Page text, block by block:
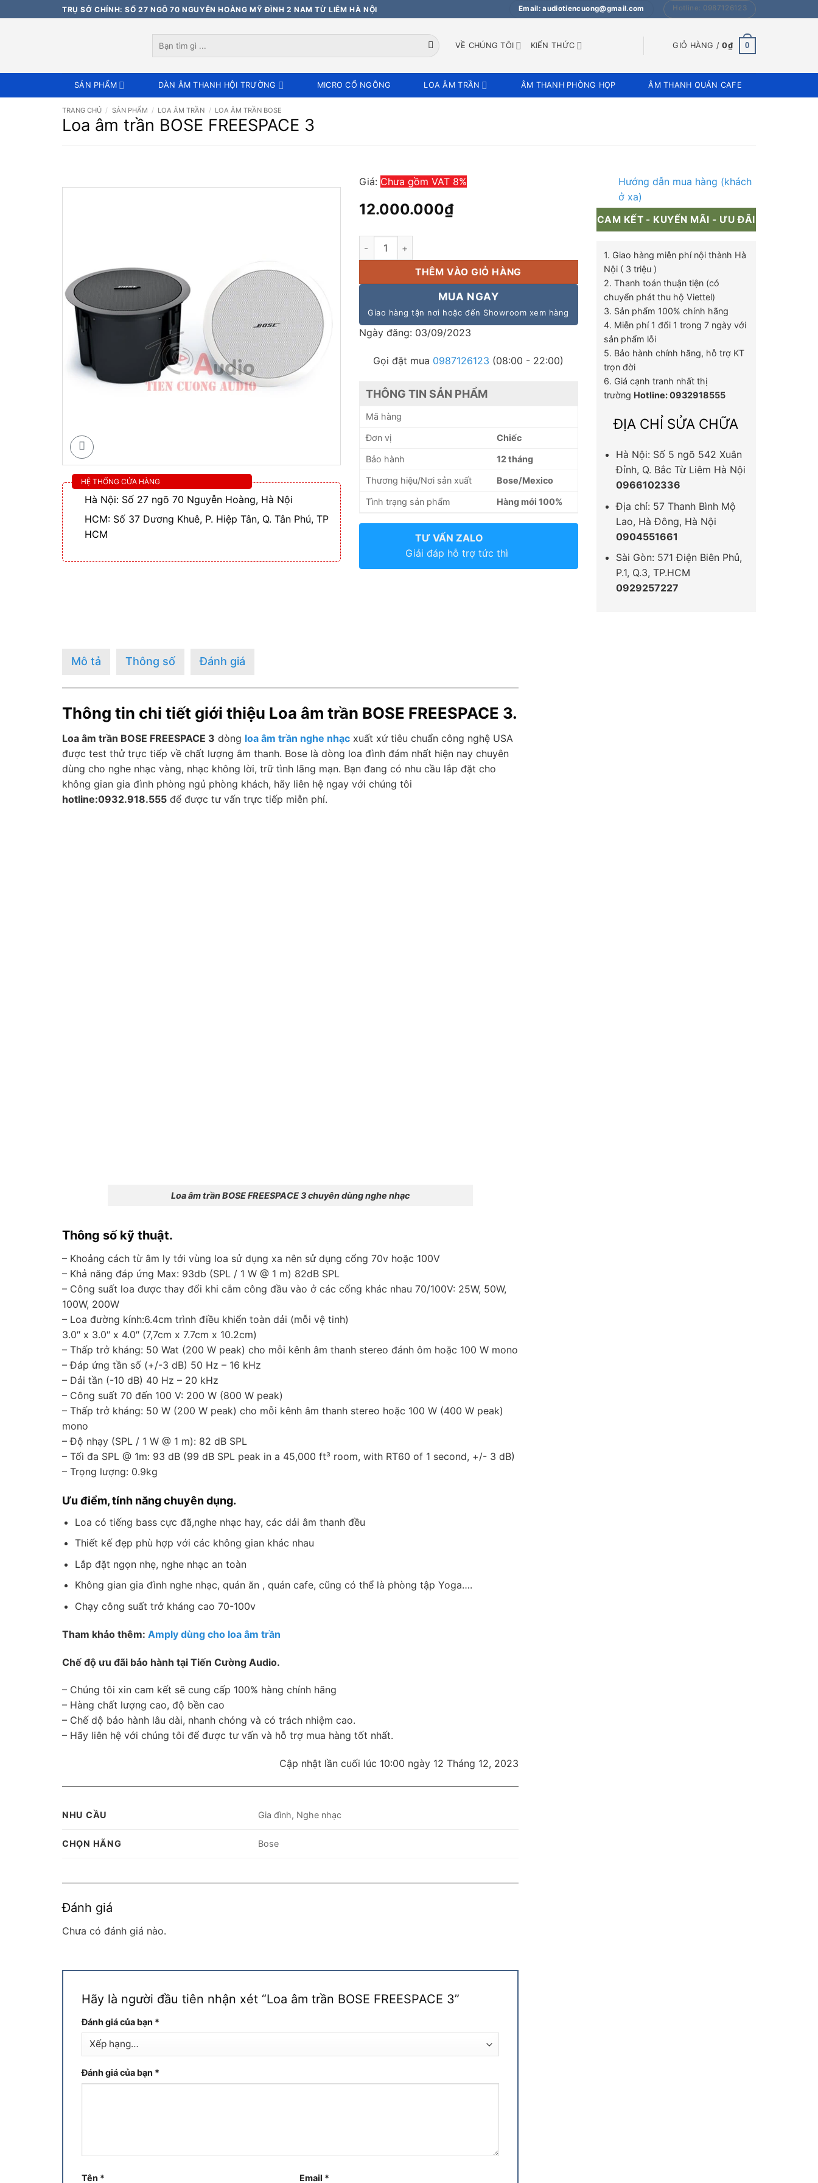
qua
TRỤ SỞ CHÍNH: SỐ 27 NGÕ 70 NGUYỄN HOÀNG MỸ ĐÌNH 2 NAM TỪ LIÊM HÀ NỘI Email: audiotiencuong@gmail.com Hotline: 0987126123
kiếm:
VỀ CHÚNG TÔI KIẾN THỨC GIỎ HÀNG /0₫ 0
SẢN PHẨM DÀN ÂM THANH HỘI TRƯỜNG MICRO CỔ NGỖNG LOA ÂM TRẦN ÂM THANH PHÒNG HỌP ÂM THANH QUÁN CAFE
TRANG CHỦ / SẢN PHẨM / LOA ÂM TRẦN / LOA ÂM TRẦN BOSE
Loa âm trần BOSE FREESPACE 3
HỆ THỐNG CỬA HÀNG
Hà Nội: Số 27 ngõ 70 Nguyễn Hoàng, Hà Nội
HCM: Số 37 Dương Khuê, P. Hiệp Tân, Q. Tân Phú, TP
HCM
Giá: Chưa gồm VAT 8%
12.000.000₫
Loa âm trần BOSE FREESPACE 3 số lượng
THÊM VÀO GIỎ HÀNG
MUA NGAY
Giao hàng tận nơi hoặc đến Showroom xem hàng
Ngày đăng: 03/09/2023
Gọi đặt mua 0987126123 (08:00 - 22:00)
THÔNG TIN SẢN PHẨM
Mã hàng
Đơn vị Chiếc
Bảo hành 12 tháng
Thương hiệu/Nơi sản xuất Bose/Mexico
Tình trạng sản phẩm Hàng mới 100%
TƯ VẤN ZALO
Giải đáp hỗ trợ tức thì
Hướng dẫn mua hàng (khách
ở xa)
CAM KẾT - KUYẾN MÃI - ƯU ĐÃI
1. Giao hàng miễn phí nội thành Hà
Nội ( 3 triệu )
2. Thanh toán thuận tiện (có
chuyển phát thu hộ Viettel)
3. Sản phẩm 100% chính hãng
4. Miễn phí 1 đổi 1 trong 7 ngày với
sản phẩm lỗi
5. Bảo hành chính hãng, hỗ trợ KT
trọn đời
6. Giá cạnh tranh nhất thị
trường Hotline: 0932918555
ĐỊA CHỈ SỬA CHỮA
Hà Nội: Số 5 ngõ 542 Xuân
Đỉnh, Q. Bắc Từ Liêm Hà Nội
0966102336
Địa chỉ: 57 Thanh Bình Mộ
Lao, Hà Đông, Hà Nội
0904551661
Sài Gòn: 571 Điện Biên Phủ,
P.1, Q.3, TP.HCM
0929257227
Mô tả Thông số Đánh giá
Thông tin chi tiết giới thiệu Loa âm trần BOSE FREESPACE 3.
Loa âm trần BOSE FREESPACE 3 dòng loa âm trần nghe nhạc xuất xứ tiêu chuẩn công nghệ USA
được test thử trực tiếp về chất lượng âm thanh. Bose là dòng loa đình đám nhất hiện nay chuyên
dùng cho nghe nhạc vàng, nhạc không lời, trữ tình lãng mạn. Bạn đang có nhu cầu lắp đặt cho
không gian gia đình phòng ngủ phòng khách, hãy liên hệ ngay với chúng tôi
hotline:0932.918.555 để được tư vấn trực tiếp miễn phí.
Loa âm trần BOSE FREESPACE 3 chuyên dùng nghe nhạc
Thông số kỹ thuật.
– Khoảng cách từ âm ly tới vùng loa sử dụng xa nên sử dụng cổng 70v hoặc 100V
– Khả năng đáp ứng Max: 93db (SPL / 1 W @ 1 m) 82dB SPL
– Công suất loa được thay đổi khi cắm công đầu vào ở các cổng khác nhau 70/100V: 25W, 50W,
100W, 200W
– Loa đường kính:6.4cm trình điều khiển toàn dải (mỗi vệ tinh)
3.0″ x 3.0″ x 4.0″ (7,7cm x 7.7cm x 10.2cm)
– Thấp trở kháng: 50 Wat (200 W peak) cho mỗi kênh âm thanh stereo đánh ôm hoặc 100 W mono
– Đáp ứng tần số (+/-3 dB) 50 Hz – 16 kHz
– Dải tần (-10 dB) 40 Hz – 20 kHz
– Công suất 70 đến 100 V: 200 W (800 W peak)
– Thấp trở kháng: 50 W (200 W peak) cho mỗi kênh âm thanh stereo hoặc 100 W (400 W peak)
mono
– Độ nhạy (SPL / 1 W @ 1 m): 82 dB SPL
– Tối đa SPL @ 1m: 93 dB (99 dB SPL peak in a 45,000 ft³ room, with RT60 of 1 second, +/- 3 dB)
– Trọng lượng: 0.9kg
Ưu điểm, tính năng chuyên dụng.
Loa có tiếng bass cực đã,nghe nhạc hay, các dải âm thanh đều
Thiết kế đẹp phù hợp với các không gian khác nhau
Lắp đặt ngọn nhẹ, nghe nhạc an toàn
Không gian gia đình nghe nhạc, quán ăn , quán cafe, cũng có thể là phòng tập Yoga….
Chạy công suất trở kháng cao 70-100v
Tham khảo thêm: Amply dùng cho loa âm trần
Chế độ ưu đãi bảo hành tại Tiến Cường Audio.
– Chúng tôi xin cam kết sẽ cung cấp 100% hàng chính hãng
– Hàng chất lượng cao, độ bền cao
– Chế dộ bảo hành lâu dài, nhanh chóng và có trách nhiệm cao.
– Hãy liên hệ với chúng tôi để được tư vấn và hỗ trợ mua hàng tốt nhất.
Cập nhật lần cuối lúc 10:00 ngày 12 Tháng 12, 2023
NHU CẦU Gia đình, Nghe nhạc
CHỌN HÃNG Bose
Đánh giá
Chưa có đánh giá nào.
Hãy là người đầu tiên nhận xét “Loa âm trần BOSE FREESPACE 3”
Đánh giá của bạn *
Đánh giá của bạn *
Tên * Email *